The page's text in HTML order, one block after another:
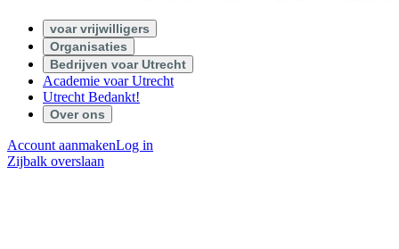
voar vrijwilligers
Organisaties
Bedrijven voar Utrecht
Academie voar Utrecht
Utrecht Bedankt!
Over ons
Account aanmakenLog in
Zijbalk overslaan